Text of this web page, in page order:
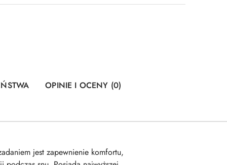
OPINIE I OCENY (0)
jest zapewnienie komfortu,